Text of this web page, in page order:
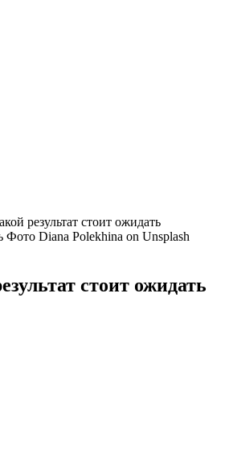
результат стоит ожидать
Фото Diana Polekhina on Unsplash
стоит ожидать